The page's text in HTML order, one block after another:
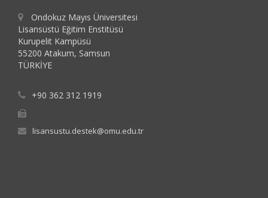
Ondokuz Mayıs Üniversitesi
Lisansüstü Eğitim Enstitüsü
Kurupelit Kampüsü
55200 Atakum, Samsun
TÜRKİYE
+90 362 312 1919
lisansustu.destek@omu.edu.tr